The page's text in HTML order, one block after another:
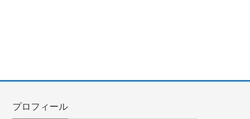
プロフィール